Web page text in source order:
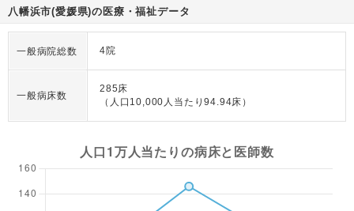
八幡浜市(愛媛県)の医療・福祉データ
一般病院総数 4院
一般病床数
285床
（人口10,000人当たり94.94床）